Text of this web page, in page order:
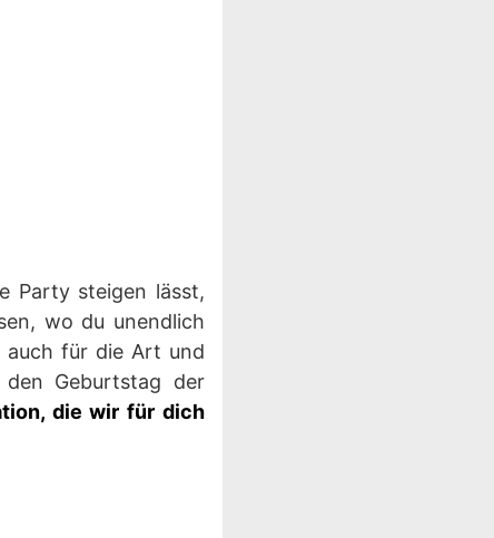
Party steigen lässt,
wo du unendlich
auch für die Art und
Geburtstag der
die wir für dich